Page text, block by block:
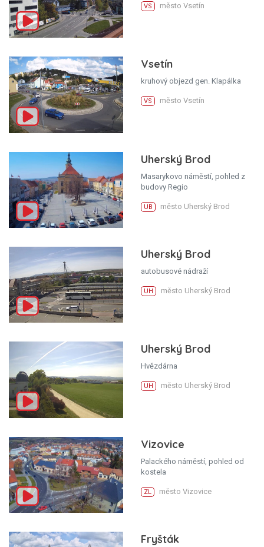
VS město Vsetín
Vsetín
kruhový objezd gen. Klapálka
VS město Vsetín
Uherský Brod
Masarykovo náměstí, pohled z
budovy Regio
UB město Uherský Brod
Uherský Brod
autobusové nádraží
UH město Uherský Brod
Uherský Brod
Hvězdárna
UH město Uherský Brod
Vizovice
Palackého náměstí, pohled od
kostela
ZL město Vizovice
Fryšták